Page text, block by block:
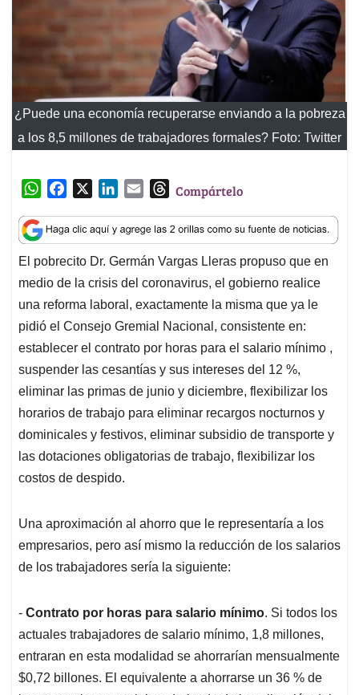
¿Puede una economía recuperarse enviando a la pobreza
a los 8,5 millones de trabajadores formales? Foto: Twitter
W
a
t
s
A
p
p
c
e
b
o
o
k
n
k
e
d
I
n
a
i
l
T
r
e
a
d
s
Compártelo
El pobrecito Dr. Germán Vargas Lleras propuso que en
medio de la crisis del coronavirus, el gobierno realice
una reforma laboral, exactamente la misma que ya le
pidió el Consejo Gremial Nacional, consistente en:
establecer el contrato por horas para el salario mínimo ,
suspender las cesantías y sus intereses del 12 %,
eliminar las primas de junio y diciembre, flexibilizar los
horarios de trabajo para eliminar recargos nocturnos y
dominicales y festivos, eliminar subsidio de transporte y
las dotaciones obligatorias de trabajo, flexibilizar los
costos de despido.
Una aproximación al ahorro que le representaría a los
empresarios, pero así mismo la reducción de los salarios
de los trabajadores sería la siguiente:
- Contrato por horas para salario mínimo. Si todos los
actuales trabajadores de salario mínimo, 1,8 millones,
entraran en esta modalidad se ahorrarían mensualmente
$0,72 billones. El equivalente a ahorrarse un 36 % de